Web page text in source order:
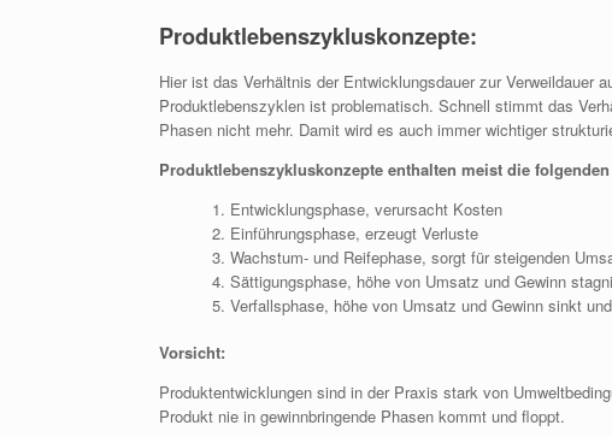
Produktlebenszykluskonzepte:
Hier ist das Verhältnis der Entwicklungsdauer zur Verweildauer
Produktlebenszyklen ist problematisch. Schnell stimmt das
Phasen nicht mehr. Damit wird es auch immer wichtiger
Produktlebenszykluskonzepte enthalten meist die
Entwicklungsphase, verursacht Kosten
Einführungsphase, erzeugt Verluste
Wachstum- und Reifephase, sorgt für steigenden
Sättigungsphase, höhe von Umsatz und Gewinn
Verfallsphase, höhe von Umsatz und Gewinn sinkt
Vorsicht:
Produktentwicklungen sind in der Praxis stark von
Produkt nie in gewinnbringende Phasen kommt und floppt.